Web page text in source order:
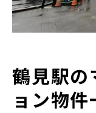
鶴見駅の
ョン物件